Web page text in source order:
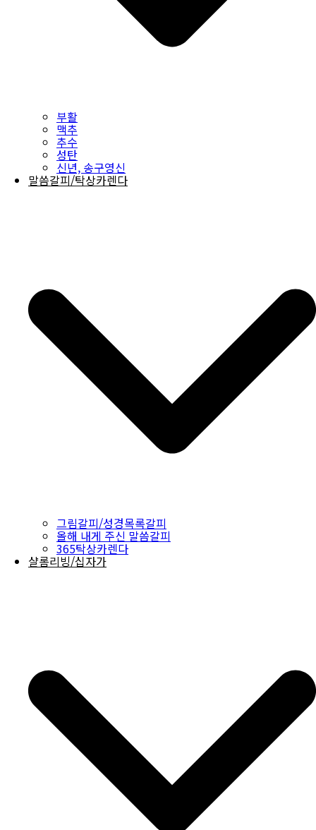
부활
맥추
추수
성탄
신년, 송구영신
말씀갈피/탁상카렌다
그림갈피/성경목록갈피
올해 내게 주신 말씀갈피
365탁상카렌다
샬롬리빙/십자가